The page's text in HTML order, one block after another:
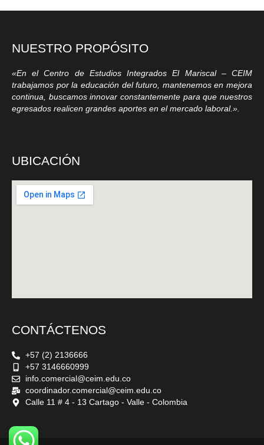
NUESTRO PROPÓSITO
«En el Centro de Estudios Integrados El Mariscal – CEIM
trabajamos por la educación del futuro, mantenemos en mejora
continua, buscamos innovar constantemente para que nuestros
egresados realicen grandes aportes en el mercado laboral.».
UBICACIÓN
CONTÁCTENOS
+57 (2) 2136666
+57 3146660999
info.comercial@ceim.edu.co
coordinador.comercial@ceim.edu.co
Calle 11 # 4 - 13 Cartago - Valle - Colombia